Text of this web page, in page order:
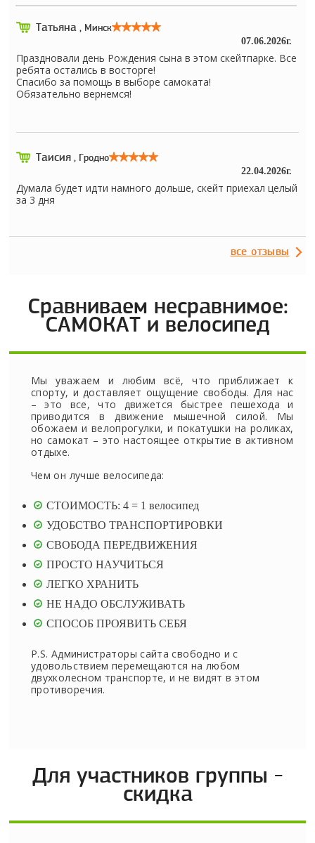
Татьяна , Минск
07.06.2026г.
Праздновали день Рождения сына в этом скейтпарке. Все
ребята остались в восторге!
Спасибо за помощь в выборе самоката!
Обязательно вернемся!
Таисия , Гродно
22.04.2026г.
Думала будет идти намного дольше, скейт приехал целый
за 3 дня
все отзывы
Сравниваем несравнимое:
САМОКАТ и велосипед
Мы уважаем и любим всё, что приближает к
спорту, и доставляет ощущение свободы. Для нас
– это все, что движется быстрее пешехода и
приводится в движение мышечной силой. Мы
обожаем и велопрогулки, и покатушки на роликах,
но самокат – это настоящее открытие в активном
отдыхе.
Чем он лучше велосипеда:
СТОИМОСТЬ: 4 = 1 велосипед
УДОБСТВО ТРАНСПОРТИРОВКИ
СВОБОДА ПЕРЕДВИЖЕНИЯ
ПРОСТО НАУЧИТЬСЯ
ЛЕГКО ХРАНИТЬ
НЕ НАДО ОБСЛУЖИВАТЬ
СПОСОБ ПРОЯВИТЬ СЕБЯ
P.S. Администраторы сайта свободно и с
удовольствием перемещаются на любом
двухколесном транспорте, и не видят в этом
противоречия.
Для участников группы -
скидка